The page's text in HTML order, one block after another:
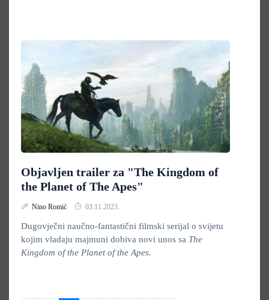
Objavljen trailer za "The Kingdom of
the Planet of The Apes"
Nino Romić 03.11.2023.
Dugovječni naučno-fantastični filmski serijal o svijetu
kojim vladaju majmuni dobiva novi unos sa The
Kingdom of the Planet of the Apes.